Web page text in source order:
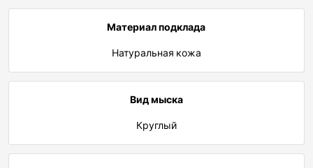
Материал подклада
Натуральная кожа
Вид мыска
Круглый